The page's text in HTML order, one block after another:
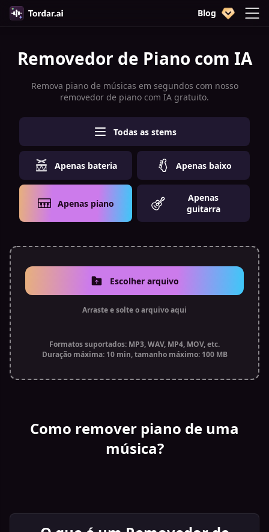
Blog
Removedor de Piano com IA
Remova piano de músicas em segundos com nosso
removedor de piano com IA gratuito.
Todas as stems
Apenas bateria Apenas baixo
Apenas piano
Apenas
guitarra
Escolher arquivo
Arraste e solte o arquivo aqui
Formatos suportados: MP3, WAV, MP4, MOV, etc.
Duração máxima: 10 min, tamanho máximo: 100 MB
Como remover piano de uma
música?